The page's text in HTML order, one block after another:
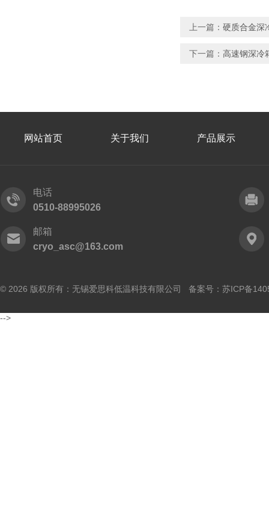
上一篇： 硬质合金深
下一篇： 高速钢深冷
网站首页 关于我们 产品展示
电话
0510-88995026
邮箱
cryo_asc@163.com
© 2026 版权所有：无锡爱思科低温科技有限公司 备案号： 苏ICP备
-->